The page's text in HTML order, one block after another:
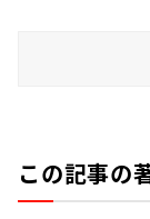
この記事の